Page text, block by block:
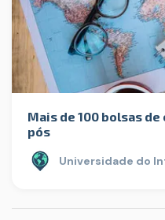
Mais de 100 bolsas
pós
Universidade do